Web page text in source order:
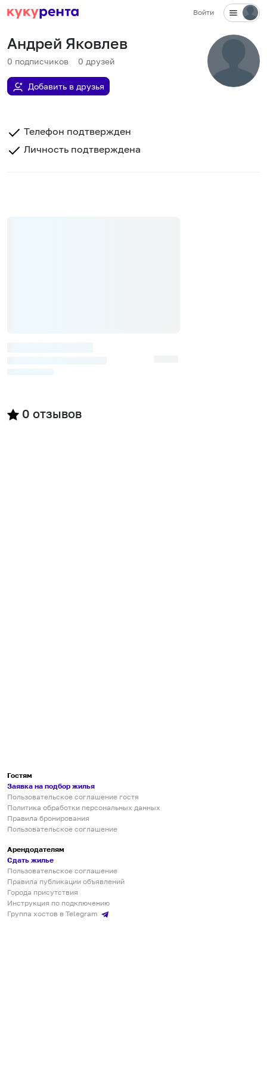
Войти
Андрей Яковлев
0 подписчиков 0 друзей
Добавить в друзья
Телефон подтвержден
Личность подтверждена
0 отзывов
Гостям
Заявка на подбор жилья
Пользовательское соглашение гостя
Политика обработки персональных данных
Правила бронирования
Пользовательское соглашение
Арендодателям
Сдать жилье
Пользовательское соглашение
Правила публикации объявлений
Города присутствия
Инструкция по подключению
Группа хостов в Telegram